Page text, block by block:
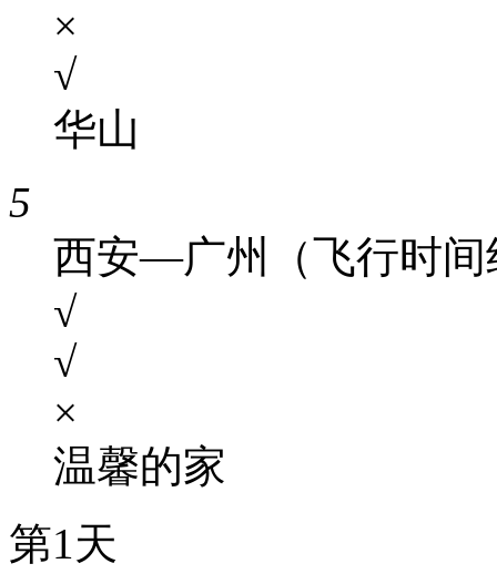
×
√
华山
5
西安—广州（飞行时间
√
√
×
温馨的家
第1天